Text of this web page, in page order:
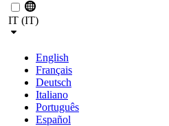
IT (IT)
English
Français
Deutsch
Italiano
Português
Español